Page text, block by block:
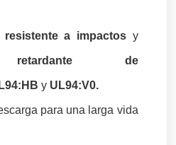
resistente a impactosy
retardante de
y UL94:V0.
para una larga vida